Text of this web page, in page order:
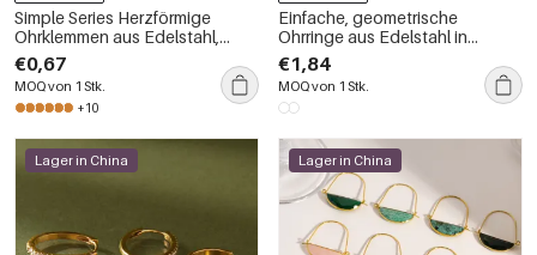
Simple Series Herzförmige
Ohrklemmen aus Edelstahl,
wasserdicht, goldfarben, für
Damen
€0,67
MOQ von 1 Stk.
+10
Einfache, geometrische
Ohrringe aus Edelstahl in
Goldfarbe, wasserdicht
€1,84
MOQ von 1 Stk.
Lager in China Lager in China